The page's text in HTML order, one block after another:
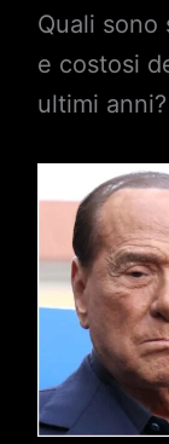
Quali
e costosi
ultimi anni?